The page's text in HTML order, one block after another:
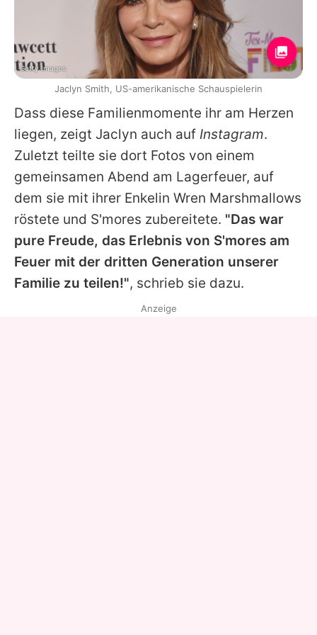
Dass diese Familienmomente ihr am Herzen
liegen, zeigt Jaclyn auch auf Instagram.
Zuletzt teilte sie dort Fotos von einem
gemeinsamen Abend am Lagerfeuer, auf
dem sie mit ihrer Enkelin Wren Marshmallows
röstete und S'mores zubereitete. "Das war
pure Freude, das Erlebnis von S'mores am
Feuer mit der dritten Generation unserer
Familie zu teilen!", schrieb sie dazu.
Getty Images
Jaclyn Smith, US-amerikanische Schauspielerin
Anzeige